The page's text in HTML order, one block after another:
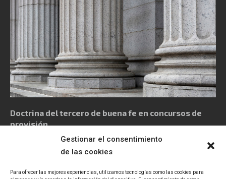
Gestionar el consentimiento
de las cookies
Para ofrecer las mejores experiencias, utilizamos tecnologías como las cookies para
Doctrina del tercero de buena fe en concursos de
provisión